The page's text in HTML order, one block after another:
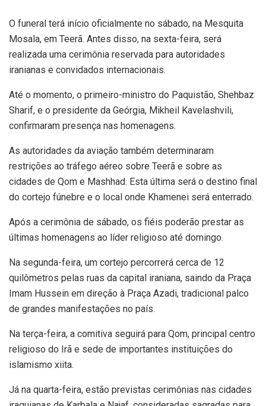
O funeral terá início oficialmente no sábado, na Mesquita
Mosala, em Teerã. Antes disso, na sexta-feira, será
realizada uma cerimônia reservada para autoridades
iranianas e convidados internacionais.
Até o momento, o primeiro-ministro do Paquistão, Shehbaz
Sharif, e o presidente da Geórgia, Mikheil Kavelashvili,
confirmaram presença nas homenagens.
As autoridades da aviação também determinaram
restrições ao tráfego aéreo sobre Teerã e sobre as
cidades de Qom e Mashhad. Esta última será o destino final
do cortejo fúnebre e o local onde Khamenei será enterrado.
Após a cerimônia de sábado, os fiéis poderão prestar as
últimas homenagens ao líder religioso até domingo.
Na segunda-feira, um cortejo percorrerá cerca de 12
quilômetros pelas ruas da capital iraniana, saindo da Praça
Imam Hussein em direção à Praça Azadi, tradicional palco
de grandes manifestações no país.
Na terça-feira, a comitiva seguirá para Qom, principal centro
religioso do Irã e sede de importantes instituições do
islamismo xiita.
Já na quarta-feira, estão previstas cerimônias nas cidades